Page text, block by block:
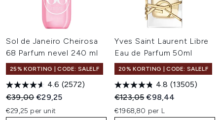
Sol de Janeiro Cheirosa
68 Parfum nevel 240 ml
25% KORTING | CODE: SALELF
4.6 (2572)
Recommended Retail Price:
€39,00Huidige prijs:
€29,25
€29,25 per unit
Yves Saint Laurent Libre
Eau de Parfum 50ml
20% KORTING | CODE: SALELF
4.8 (13505)
Recommended Retail Price:
€123,05Huidige prijs:
€98,44
€1968,80 per L